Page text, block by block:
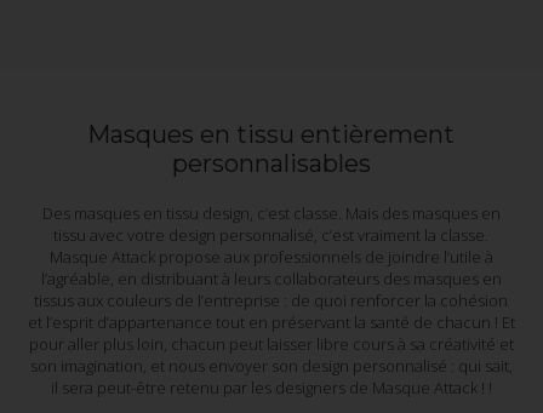
Masques en tissu entièrement
personnalisables
Des masques en tissu design, c’est classe. Mais des masques en
tissu avec votre design personnalisé, c’est vraiment la classe.
Masque Attack propose aux professionnels de joindre l’utile à
l’agréable, en distribuant à leurs collaborateurs des masques en
tissus aux couleurs de l’entreprise : de quoi renforcer la cohésion
et l’esprit d’appartenance tout en préservant la santé de chacun ! Et
pour aller plus loin, chacun peut laisser libre cours à sa créativité et
son imagination, et nous envoyer son design personnalisé : qui sait,
il sera peut-être retenu par les designers de Masque Attack ! !